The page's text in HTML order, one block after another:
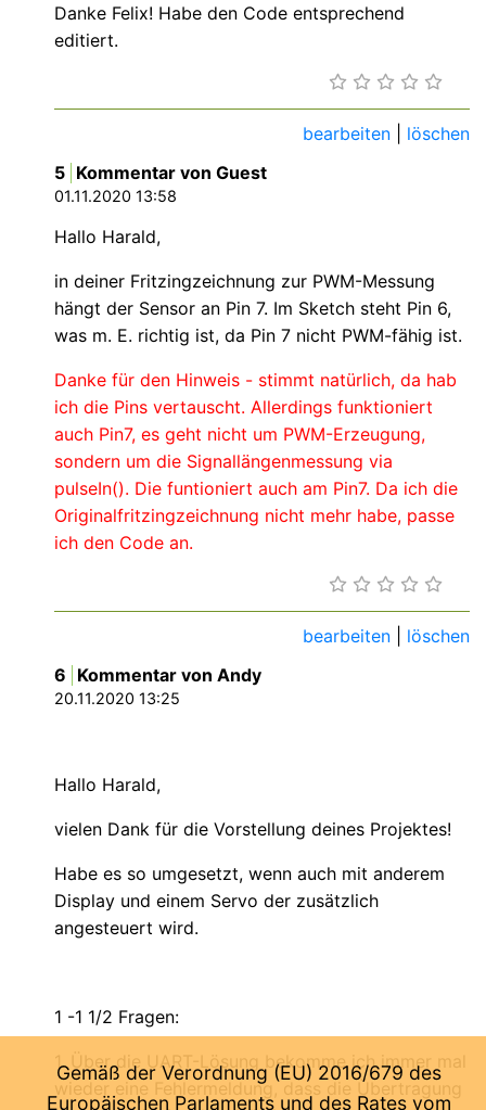
Danke Felix! Habe den Code entsprechend
editiert.
bearbeiten
löschen
5 Kommentar von Guest
01.11.2020 13:58
Hallo Harald,
in deiner Fritzingzeichnung zur PWM-Messung
hängt der Sensor an Pin 7. Im Sketch steht Pin 6,
was m. E. richtig ist, da Pin 7 nicht PWM-fähig ist.
Danke für den Hinweis - stimmt natürlich, da hab
ich die Pins vertauscht. Allerdings funktioniert
auch Pin7, es geht nicht um PWM-Erzeugung,
sondern um die Signallängenmessung via
pulseIn(). Die funtioniert auch am Pin7. Da ich die
Originalfritzingzeichnung nicht mehr habe, passe
ich den Code an.
bearbeiten
löschen
6 Kommentar von Andy
20.11.2020 13:25
Hallo Harald,
vielen Dank für die Vorstellung deines Projektes!
Habe es so umgesetzt, wenn auch mit anderem
Display und einem Servo der zusätzlich
angesteuert wird.
1 -1 1/2 Fragen:
1. Über die UART-Lösung bekomme ich immer mal
wieder eine Fehlermeldung, dass die Übertragung
Gemäß der Verordnung (EU) 2016/679 des
Europäischen Parlaments und des Rates vom